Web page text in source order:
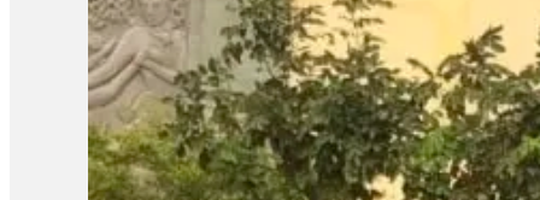
ស្ថានទូតអាល្លឺម៉ង់បន្ថែមថា សន្តិភាពប្រកបដោយនិរន្តរភាពទាមទា
ក្រសួងការពារជាតិកម្ពុជាថា កម្ពុជាទទួលបានដំណឹងពីការគ្រោងវា
ផ្ដើមក្នុងពេលឆាប់ៗនេះ មុនកិច្ចប្រជុំ(GBC)។ ករណីនេះ ប្រធានព្
គ្រឿងចក្រ ចូលមកតំបន់អានសេះ និងតំបន់ផ្សេងទៀត ហើយថែមទាំងបា